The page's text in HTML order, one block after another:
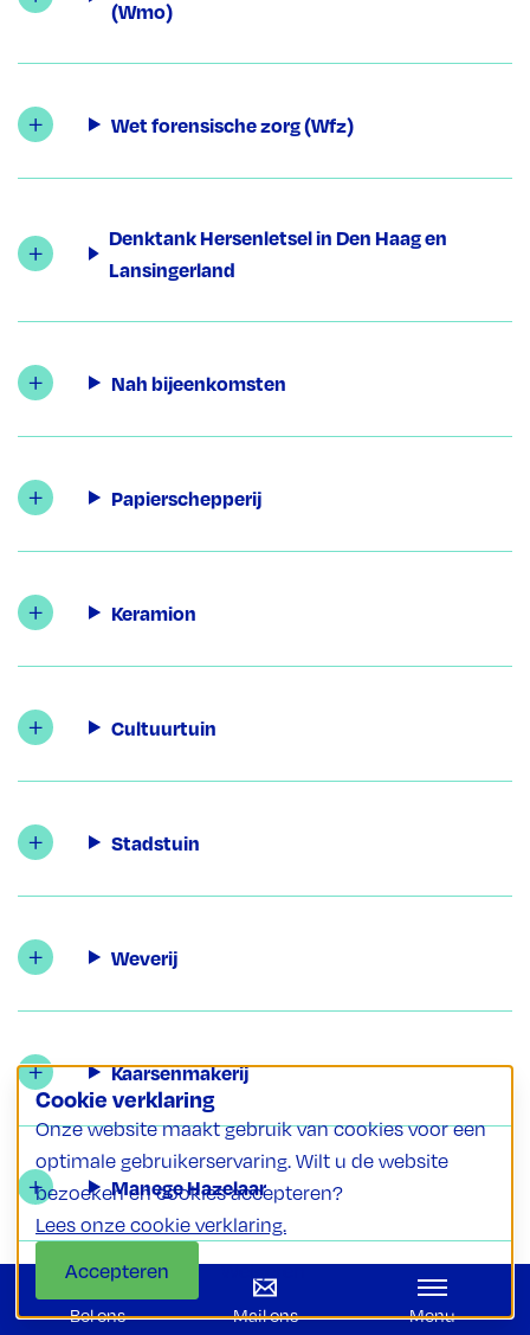
Cookie verklaring
Onze website maakt gebruik van cookies voor een
optimale gebruikerservaring. Wilt u de website
bezoeken en cookies accepteren?
Lees onze cookie verklaring.
Accepteren Weigeren
(Wmo)
Wet forensische zorg (Wfz)
Denktank Hersenletsel in Den Haag en
Lansingerland
Nah bijeenkomsten
Papierschepperij
Keramion
Cultuurtuin
Stadstuin
Weverij
Kaarsenmakerij
Manege Hazelaar
Drukatelier
Bel ons Mail ons Menu